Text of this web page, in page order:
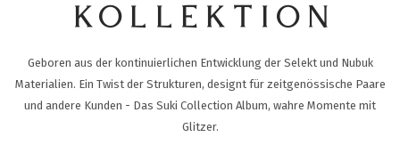
SERVICES🟠
KOLLEKTION
Geboren aus der kontinuierlichen Entwicklung der Selekt und Nubuk
Materialien. Ein Twist der Strukturen, designt für zeitgenössische Paare
und andere Kunden - Das Suki Collection Album, wahre Momente mit
Glitzer.